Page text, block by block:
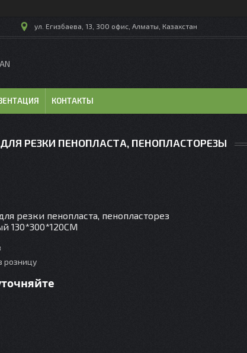
ул. Егизбаева, 13, 300 офис, Алматы, Казахстан
КОНТАКТЫ
РЕЗКИ ПЕНОПЛАСТА, ПЕНОПЛАСТОРЕЗЫ
резки пенопласта, пенопласторез
130*300*120СМ
розницу